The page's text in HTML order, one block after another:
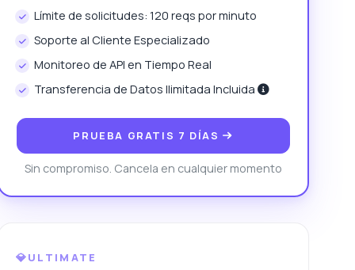
Límite de solicitudes: 120 reqs por minuto
Soporte al Cliente Especializado
Monitoreo de API en Tiempo Real
Transferencia de Datos Ilimitada Incluida
PRUEBA GRATIS 7 DÍAS
Sin compromiso. Cancela en cualquier momento
💎ULTIMATE